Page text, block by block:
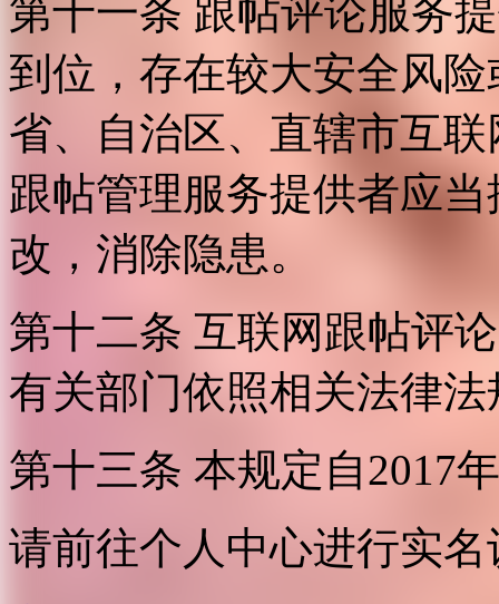
第十一条 跟帖评论服务
到位，存在较大安全风
省、自治区、直辖市互
跟帖管理服务提供者应
改，消除隐患。
第十二条 互联网跟帖评
有关部门依照相关法律
第十三条 本规定自2017
请前往个人中心进行实名